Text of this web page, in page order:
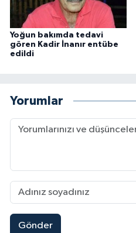
Yoğun bakımda tedavi
gören Kadir İnanır entübe
edildi
Yorumlar
Gönder